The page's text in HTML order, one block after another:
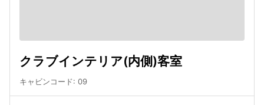
クラブインテリア(内側)客室
キャビンコード: 09